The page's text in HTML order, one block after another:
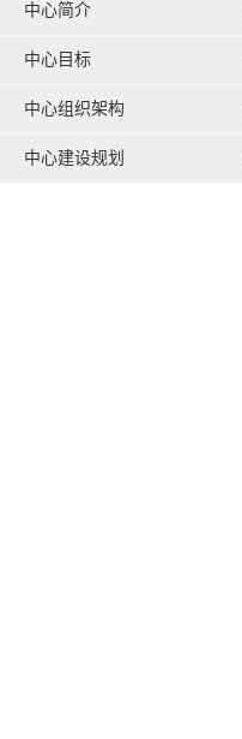
中心简介
中心目标
中心组织架构
中心建设规划